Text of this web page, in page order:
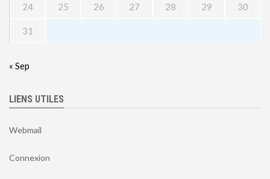
24 25 26 27 28 29 30
31
« Sep
LIENS UTILES
Webmail
Connexion